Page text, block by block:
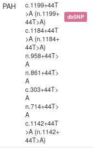
PAH
c.1199+44T
>A (n.1199+
44T>A)
c.1184+44T
>A (n.1184+
44T>A)
n.958+44T>
A
n.861+44T>
A
c.303+44T>
A
n.714+44T>
A
c.1142+44T
>A (n.1142+
44T>A)
dbSNP